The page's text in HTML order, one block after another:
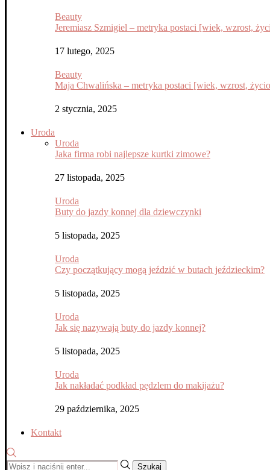
Beauty
Jeremiasz Szmigiel – metryka postaci [wiek, wzrost,
17 lutego, 2025
Beauty
Maja Chwalińska – metryka postaci [wiek, wzrost,
2 stycznia, 2025
Uroda
Uroda
Jaka firma robi najlepsze kurtki zimowe?
27 listopada, 2025
Uroda
Buty do jazdy konnej dla dziewczynki
5 listopada, 2025
Uroda
Czy początkujący mogą jeździć w butach jeździeckim?
5 listopada, 2025
Uroda
Jak się nazywają buty do jazdy konnej?
5 listopada, 2025
Uroda
Jak nakładać podkład pędzlem do makijażu?
29 października, 2025
Kontakt
Szukaj